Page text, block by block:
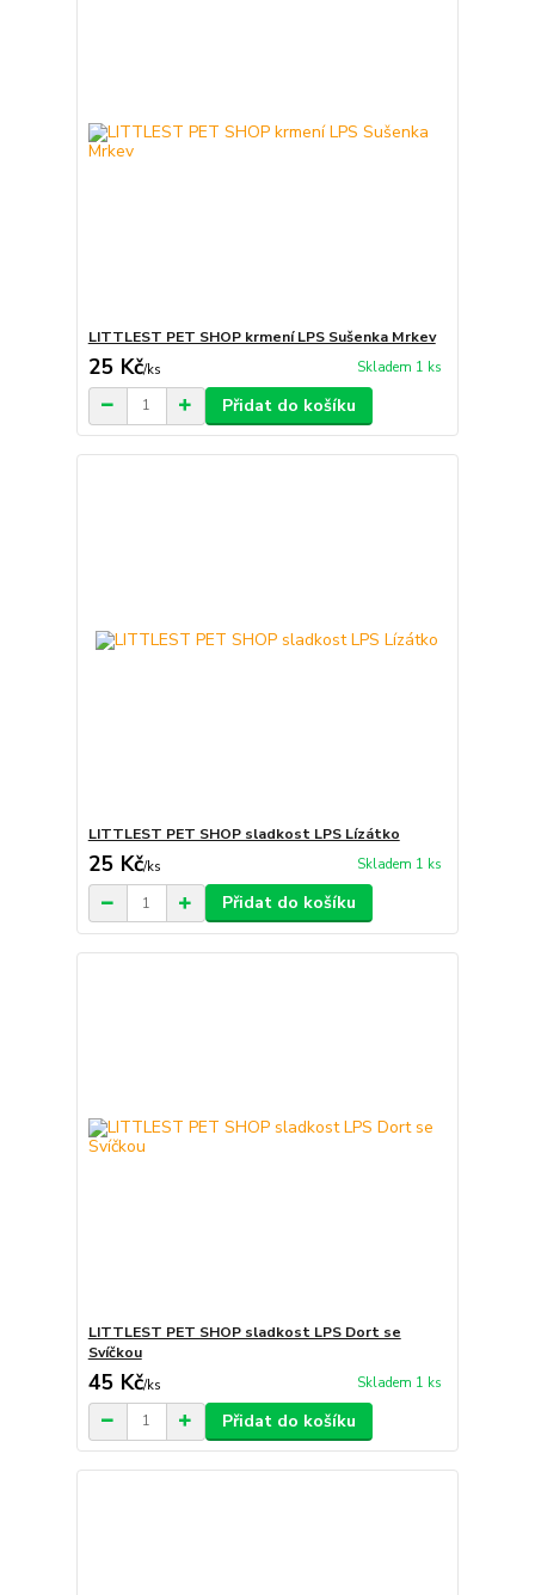
LITTLEST PET SHOP krmení LPS Sušenka Mrkev
25 Kč/ks Skladem 1 ks
Přidat do košíku
LITTLEST PET SHOP sladkost LPS Lízátko
25 Kč/ks Skladem 1 ks
Přidat do košíku
LITTLEST PET SHOP sladkost LPS Dort se
Svíčkou
45 Kč/ks Skladem 1 ks
Přidat do košíku